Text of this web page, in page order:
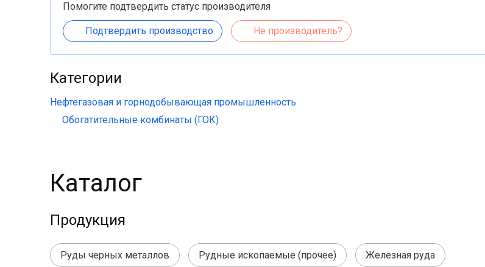
Помогите подтвердить статус производителя
Подтвердить производство Не производитель?
Категории
Нефтегазовая и горнодобывающая промышленность
Обогатительные комбинаты (ГОК)
Каталог
Продукция
Руды черных металлов Рудные ископаемые (прочее) Железная руда